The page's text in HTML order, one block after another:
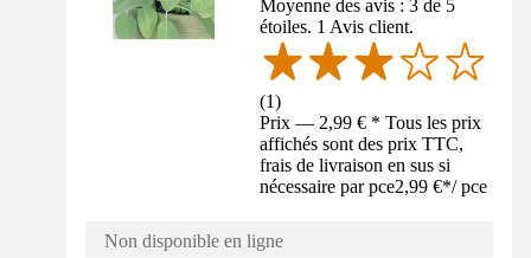
Moyenne des avis : 3 de 5
étoiles. 1 Avis client.
(1)
Prix — 2,99 € * Tous les prix
affichés sont des prix TTC,
frais de livraison en sus si
nécessaire par pce2,99 €*/ pce
Non disponible en ligne